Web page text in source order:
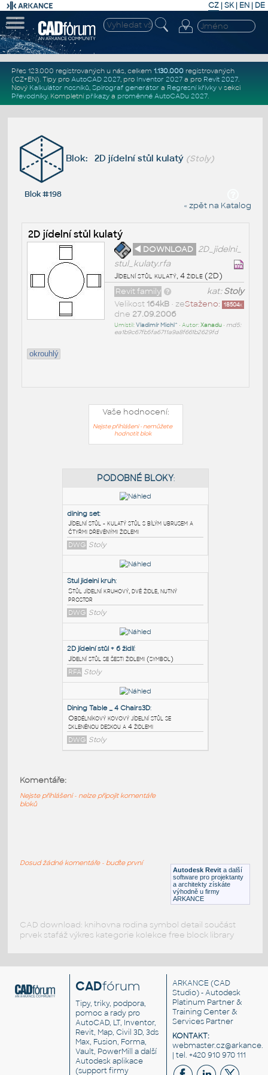
CZ | SK| EN | DE
Přes 123.000 registrovaných u nás, celkem 1.130.000registrovaných
(CZ+EN). Tipy pro AutoCAD 2027, pro Inventor 2027a pro Revit 2027.
Nový Kalkulátor nosníků, Spirograf generátor a Regresní křivkyv sekci
Převodníky. Kompletní příkazya proměnné AutoCADu 2027.
Blok: 2D jídelní stůl kulatý (Stoly)
Blok #198
« zpět na Katalog
2D jídelní stůl kulatý
◄ DOWNLOAD 2D_jidelni_
stul_kulaty.rfa
Jídelní stůl kulatý, 4 židle (2D)
kat:Stoly
Revit family
Staženo: 18504x
Velikost 164kB• ze
dne 27.09.2006
Umístil:Vladimír Michl^ • Autor:Xanadu• md5:
ea1b9c67fb5fa6711a9a8f661b2629fd
okrouhlý
Vaše hodnocení:
Nejste přihlášeni - nemůžete
hodnotit blok
PODOBNÉ BLOKY
dining set:
Jídelní stůl - kulatý stůl s bílým ubrusem a
čtyřmi dřevěnými židlemi
DWG Stoly
Stul jidelni kruh:
Stůl jídelní kruhový, dvě židle, nutný
prostor
DWG Stoly
RFA
Stoly
Autodesk Revit a další
software pro projektanty
a architekty získáte
výhodně u firmy
ARKANCE
Komentáře:
Nejste přihlášeni - nelze připojit komentáře
bloků
Dosud žádné komentáře - buďte první
CAD download: knihovna rodina symbol detail součást
prvek stafáž výkres kategorie kolekce free block library
CADfórum
Tipy, triky, podpora,
pomoc a rady pro
AutoCAD, LT, Inventor,
Revit, Map, Civil 3D, 3ds
Max, Fusion, Forma,
Vault, PowerMill a další
Autodesk aplikace
(support firmy
ARKANCE (CAD
Studio) - Autodesk
Platinum Partner &
Training Center &
Services Partner
KONTAKT:
| tel. +420 910 970 111